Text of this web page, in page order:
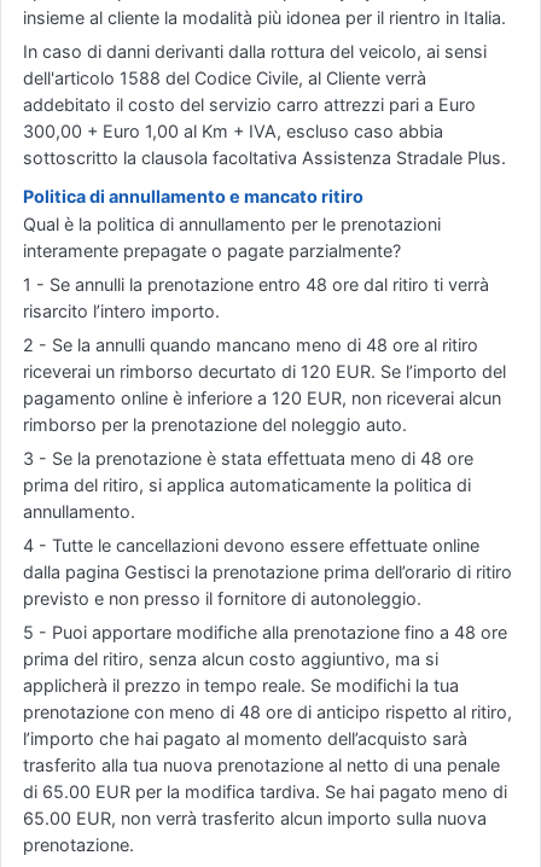
insieme al cliente la modalità più idonea per il rientro in Italia.
In caso di danni derivanti dalla rottura del veicolo, ai sensi
dell'articolo 1588 del Codice Civile, al Cliente verrà
addebitato il costo del servizio carro attrezzi pari a Euro
300,00 + Euro 1,00 al Km + IVA, escluso caso abbia
sottoscritto la clausola facoltativa Assistenza Stradale Plus.
Politica di annullamento e mancato ritiro
Qual è la politica di annullamento per le prenotazioni
interamente prepagate o pagate parzialmente?
1 - Se annulli la prenotazione entro 48 ore dal ritiro ti verrà
risarcito l’intero importo.
2 - Se la annulli quando mancano meno di 48 ore al ritiro
riceverai un rimborso decurtato di 120 EUR. Se l’importo del
pagamento online è inferiore a 120 EUR, non riceverai alcun
rimborso per la prenotazione del noleggio auto.
3 - Se la prenotazione è stata effettuata meno di 48 ore
prima del ritiro, si applica automaticamente la politica di
annullamento.
4 - Tutte le cancellazioni devono essere effettuate online
dalla pagina Gestisci la prenotazione prima dell’orario di ritiro
previsto e non presso il fornitore di autonoleggio.
5 - Puoi apportare modifiche alla prenotazione fino a 48 ore
prima del ritiro, senza alcun costo aggiuntivo, ma si
applicherà il prezzo in tempo reale. Se modifichi la tua
prenotazione con meno di 48 ore di anticipo rispetto al ritiro,
l’importo che hai pagato al momento dell’acquisto sarà
trasferito alla tua nuova prenotazione al netto di una penale
di 65.00 EUR per la modifica tardiva. Se hai pagato meno di
65.00 EUR, non verrà trasferito alcun importo sulla nuova
prenotazione.